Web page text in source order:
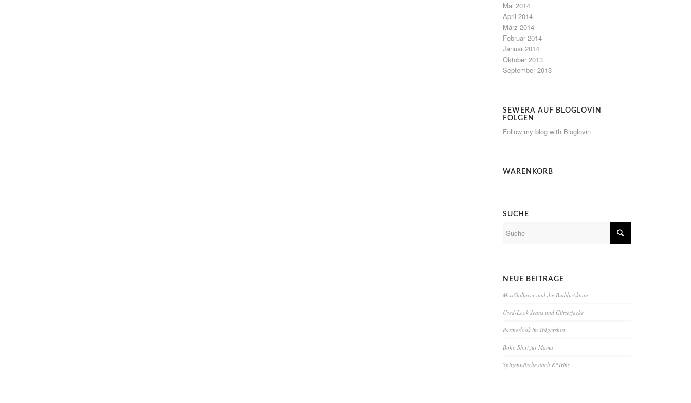
Mai 2014
April 2014
März 2014
Februar 2014
Januar 2014
Oktober 2013
September 2013
SEWERA AUF BLOGLOVIN
FOLGEN
Follow my blog with Bloglovin
WARENKORB
SUCHE
NEUE BEITRÄGE
MissChillover und die BuddieAktion
Used-Look Jeans und Glitzerjacke
Partnerlook im Trägershirt
Boho Shirt für Mama
Spitzenwäsche nach K*Triny